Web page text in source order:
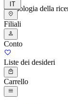
Cronologia della
IT
Filiali
Conto
Liste dei desideri
Carrello